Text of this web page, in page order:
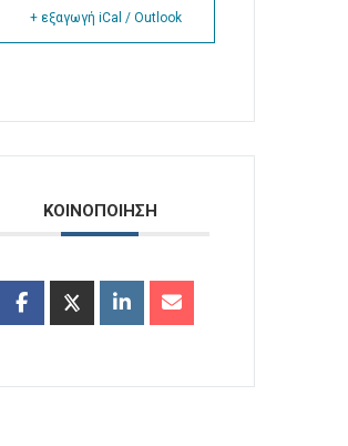
+ εξαγωγή iCal / Outlook
ΚΟΙΝΟΠΟΙΗΣΗ